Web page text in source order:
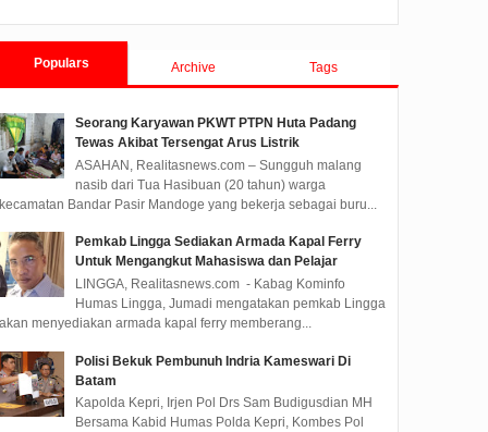
Populars Archive Tags
Seorang Karyawan PKWT PTPN Huta Padang
Tewas Akibat Tersengat Arus Listrik
ASAHAN, Realitasnews.com – Sungguh malang
nasib dari Tua Hasibuan (20 tahun) warga
kecamatan Bandar Pasir Mandoge yang bekerja sebagai buru...
Pemkab Lingga Sediakan Armada Kapal Ferry
Untuk Mengangkut Mahasiswa dan Pelajar
LINGGA, Realitasnews.com - Kabag Kominfo
Humas Lingga, Jumadi mengatakan pemkab Lingga
akan menyediakan armada kapal ferry memberang...
Polisi Bekuk Pembunuh Indria Kameswari Di
Batam
Kapolda Kepri, Irjen Pol Drs Sam Budigusdian MH
Bersama Kabid Humas Polda Kepri, Kombes Pol